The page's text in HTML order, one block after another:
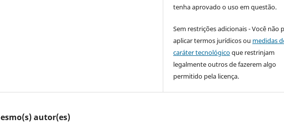
tenha aprovado o uso em questão.
Sem restrições adicionais - Você não
aplicar termos jurídicos ou medidas
caráter tecnológicoque restrinjam
legalmente outros de fazerem algo
permitido pela licença.
autor(es)